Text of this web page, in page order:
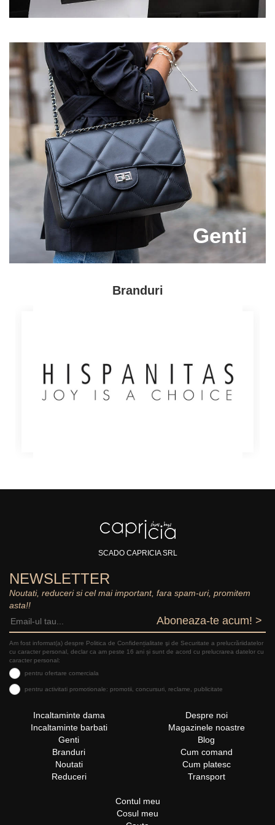
suntem convinsi ca te vei indragosti instantaneu!
Completeaza-ti tinutele cu cele mai frumoase
avantajoase. Alege Capricia.ro si vei fi mereu la
curent cu ultimele tendinte in materie de incaltaminte
dama!
Acum e momentul sa profiti de oferte si sa adaugi in
colectia ta noile modele de sandale din piele. Bucura-
te de confortul pe care il ofera articolele de
incaltaminte realizate din piele naturala! Vara
aceasta, poarta sandalele de vara de pe Capricia.ro
si lasa-te admirata! Sigur vei atrage toate privirile!
Prinde promotiile de pe site si comanda perechile de
sandale piele de vara care iti completeaza perfect
tinutele! In plus, daca vei achizitiona articole de
vei beneficia de transport gratuit! Alege Capricia.ro si
Genti
Branduri
SCADO CAPRICIA SRL
NEWSLETTER
Noutati, reduceri si cel mai important, fara spam-uri, promitem
asta!!
Aboneaza-te acum! >
Am fost informat(a) despre Politica de Confidențialitate şi de Securitate a prelucrăriidatelor
cu caracter personal, declar ca am peste 16 ani și sunt de acord cu prelucrarea datelor cu
caracter personal:
pentru ofertare comerciala
pentru activitati promotionale: promotii, concursuri, reclame, publicitate
Incaltaminte dama
Incaltaminte barbati
Genti
Branduri
Noutati
Reduceri
Despre noi
Magazinele noastre
Blog
Cum comand
Cum platesc
Transport
Contul meu
Cosul meu